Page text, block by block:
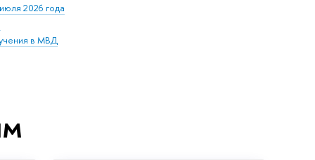
2026 года
в МВД